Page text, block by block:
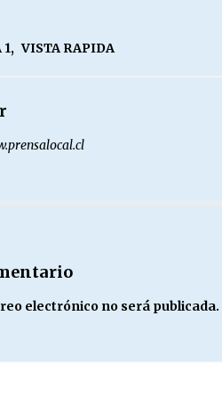
1, VISTA RAPIDA
electrónico no será publicada.